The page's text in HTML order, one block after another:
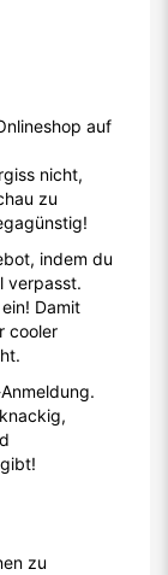
auf
nicht,
zu
indem du
verpasst.
ein! Damit
cooler
zu